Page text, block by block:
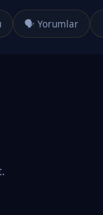
🗣️ Yorumlar